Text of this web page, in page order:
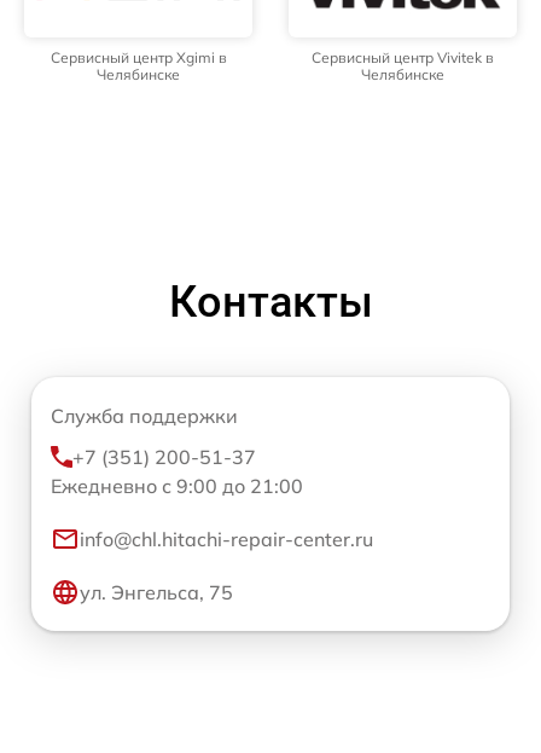
Сервисный центр Xgimi в
Челябинске
Сервисный центр Vivitek в
Челябинске
Контакты
Служба поддержки
+7 (351) 200-51-37
Ежедневно с 9:00 до 21:00
info@chl.hitachi-repair-center.ru
ул. Энгельса, 75